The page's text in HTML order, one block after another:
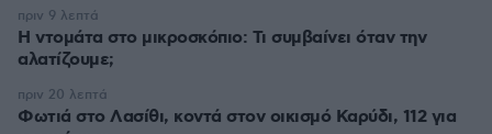
Η ντομάτα στο μικροσκόπιο: Τι συμβαίνει όταν την
αλατίζουμε;
πριν 9 λεπτά
Φωτιά στο Λασίθι, κοντά στον οικισμό Καρύδι, 112 για
πριν 20 λεπτά